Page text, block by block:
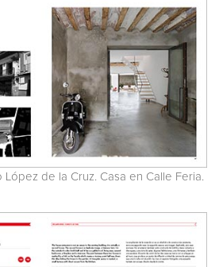
López de la Cruz. Casa en Calle Feria.